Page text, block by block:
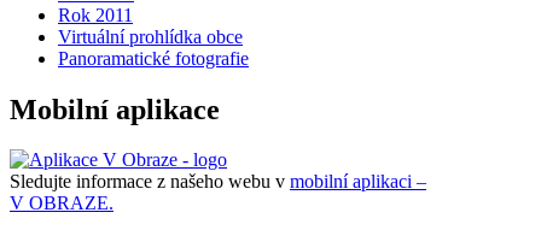
Rok 2011
Virtuální prohlídka obce
Panoramatické fotografie
Mobilní aplikace
Sledujte informace z našeho webu v mobilní aplikaci –
V OBRAZE.